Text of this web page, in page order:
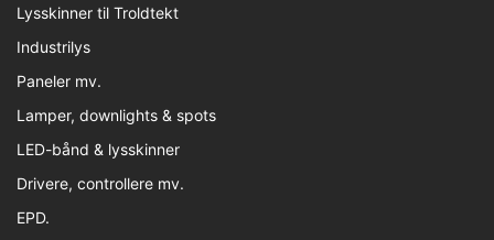
Lysskinner til Troldtekt
Industrilys
Paneler mv.
Lamper, downlights & spots
LED-bånd & lysskinner
Drivere, controllere mv.
EPD.